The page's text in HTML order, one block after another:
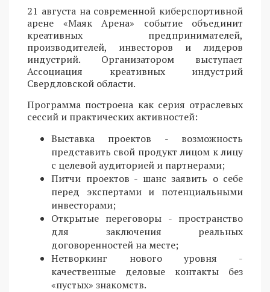
21 августа на современной киберспортивной
арене «Маяк Арена» событие объединит
креативных предпринимателей,
производителей, инвесторов и лидеров
индустрий. Организатором выступает
Ассоциация креативных индустрий
Свердловской области.
Программа построена как серия отраслевых
сессий и практических активностей:
Выставка проектов - возможность
представить свой продукт лицом к лицу
с целевой аудиторией и партнерами;
Питчи проектов - шанс заявить о себе
перед экспертами и потенциальными
инвесторами;
Открытые переговоры - пространство
для заключения реальных
договоренностей на месте;
Нетворкинг нового уровня -
качественные деловые контакты без
«пустых» знакомств.